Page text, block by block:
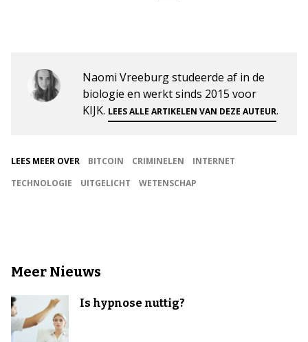
Naomi Vreeburg studeerde af in de
biologie en werkt sinds 2015 voor
KIJK. LEES ALLE ARTIKELEN VAN DEZE AUTEUR.
LEES MEER OVER BITCOIN CRIMINELEN
INTERNET
TECHNOLOGIE
UITGELICHT WETENSCHAP
Meer Nieuws
Is hypnose nuttig?